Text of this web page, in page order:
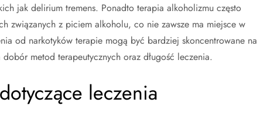
jak delirium tremens. Ponadto terapia alkoholizmu często
związanych z piciem alkoholu, co nie zawsze ma miejsce w
od narkotyków terapie mogą być bardziej skoncentrowane na
metod terapeutycznych oraz długość leczenia.
leczenia